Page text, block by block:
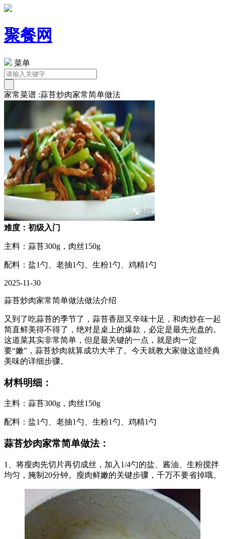
聚餐网
菜单
家常菜谱 :蒜苔炒肉家常简单做法
难度：初级入门
主料：蒜苔300g，肉丝150g
配料：盐1勺、老抽1勺、生粉1勺、鸡精1勺
2025-11-30
蒜苔炒肉家常简单做法做法介绍
又到了吃蒜苔的季节了，蒜苔香甜又辛味十足，和肉炒在一起
简直鲜美得不得了，绝对是桌上的爆款，必定是最先光盘的。
这道菜其实非常简单，但是最关键的一点，就是肉一定
要“嫩”，蒜苔炒肉就算成功大半了。今天就教大家做这道经典
美味的详细步骤。
材料明细：
主料：蒜苔300g，肉丝150g
配料：盐1勺、老抽1勺、生粉1勺、鸡精1勺
蒜苔炒肉家常简单做法：
1、将瘦肉先切片再切成丝，加入1/4勺的盐、酱油、生粉搅拌
均匀，腌制20分钟。瘦肉鲜嫩的关键步骤，千万不要省掉哦。